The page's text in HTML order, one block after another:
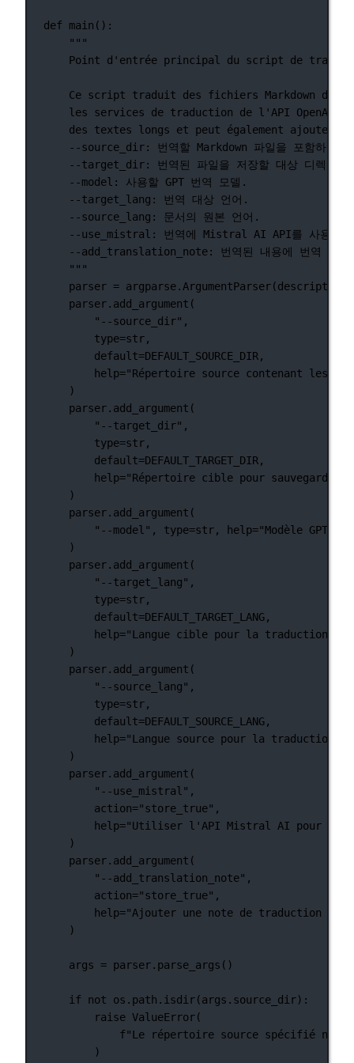
def main ():
"""
Point d'entrée principal du script de
Ce script traduit des fichiers Markdown
les services de traduction de l'API OpenAI
des textes longs et peut également ajouter
--source_dir: 번역할 Markdown 파일을 포함하는
--target_dir: 번역된 파일을 저장할 대상 디렉터리
--model: 사용할 GPT 번역 모델.
--target_lang: 번역 대상 언어.
--source_lang: 문서의 원본 언어.
--use_mistral: 번역에 Mistral AI API를 사용할지
--add_translation_note: 번역된 내용에 번역 노트
"""
parser = argparse.ArgumentParser(description
parser.add_argument(
"--source_dir" ,
type=str,
default=DEFAULT_SOURCE_DIR,
help="Répertoire source contenant les
)
parser.add_argument(
"--target_dir" ,
type=str,
default=DEFAULT_TARGET_DIR,
help="Répertoire cible pour sauvegarder
)
parser.add_argument(
"--model" , type=str, help="Modèle GPT
)
parser.add_argument(
"--target_lang" ,
type=str,
default=DEFAULT_TARGET_LANG,
help="Langue cible pour la traduction"
)
parser.add_argument(
"--source_lang" ,
type=str,
default=DEFAULT_SOURCE_LANG,
help="Langue source pour la traduction"
)
parser.add_argument(
"--use_mistral" ,
action="store_true" ,
help="Utiliser l'API Mistral AI pour la
)
parser.add_argument(
"--add_translation_note" ,
action="store_true" ,
help="Ajouter une note de traduction au
)
args = parser.parse_args()
if not os.path.isdir(args.source_dir):
raise ValueError(
f"Le répertoire source spécifié
)